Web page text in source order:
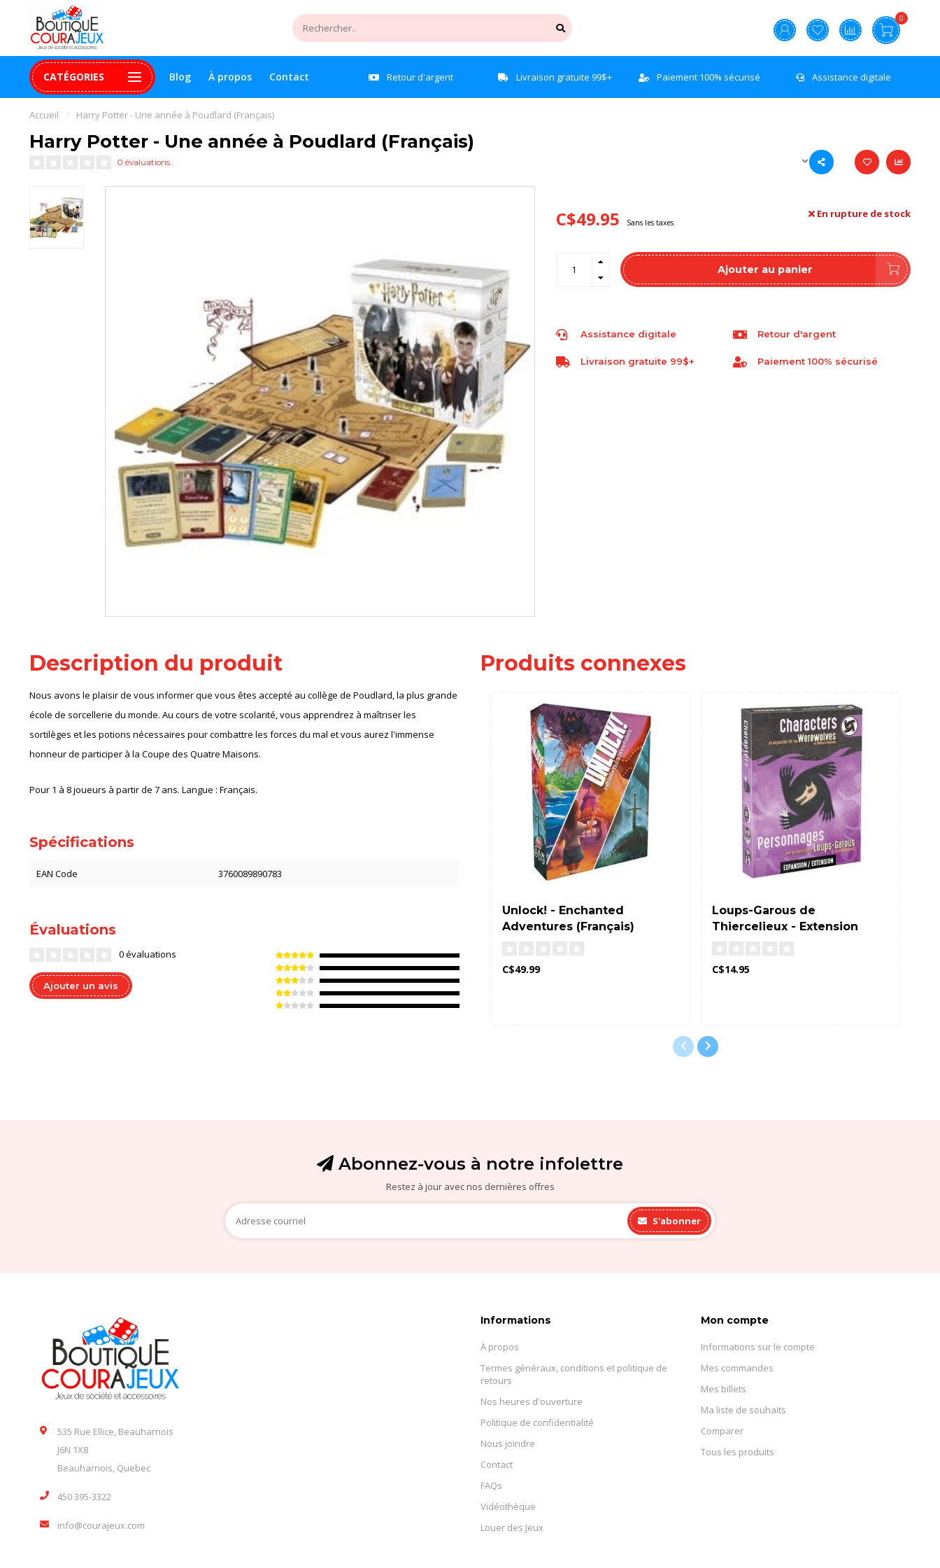
0
CATÉGORIES Blog À propos Contact
99$+ Paiement 100% sécurisé Assistance digitale Retour d'argent Livraison gratuite 99$+ Paiement 100% sécurisé Assistance digitale
Accueil / Harry Potter - Une année à Poudlard (Français)
Harry Potter - Une année à Poudlard (Français)
0 évaluations
C$49.95 Sans les taxes
En rupture de stock
Ajouter au panier
Assistance digitale Retour d'argent
Livraison gratuite 99$+ Paiement 100% sécurisé
Description du produit
Nous avons le plaisir de vous informer que vous êtes accepté au collège de Poudlard, la plus grande
école de sorcellerie du monde. Au cours de votre scolarité, vous apprendrez à maîtriser les
sortilèges et les potions nécessaires pour combattre les forces du mal et vous aurez l'immense
honneur de participer à la Coupe des Quatre Maisons.
Pour 1 à 8 joueurs à partir de 7 ans. Langue : Français.
Spécifications
EAN Code 3760089890783
Évaluations
0 évaluations
Ajouter un avis
Produits connexes
Unlock! - Enchanted
Adventures (Français)
C$49.99
Loups-Garous de
Thiercelieux - Extension
C$14.95
Abonnez-vous à notre infolettre
Restez à jour avec nos dernières offres
S'abonner
535 Rue Ellice, Beauharnois
J6N 1X8
Beauharnois, Quebec
450 395-3322
info@courajeux.com
Informations
À propos
Termes généraux, conditions et politique de
retours
Nos heures d'ouverture
Politique de confidentialité
Nous joindre
Contact
FAQs
Vidéothèque
Louer des Jeux
Mon compte
Informations sur le compte
Mes commandes
Mes billets
Ma liste de souhaits
Comparer
Tous les produits